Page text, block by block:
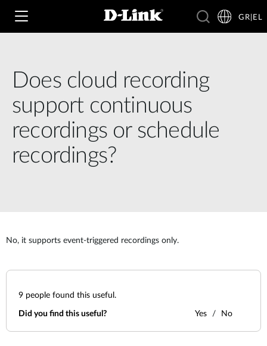
Wi‑Fi
4G & 5G
Δικτυακές Κάμερες
mydlink
Switching
Wireless
Accessories
Σημεία Πώλησης
4G/5G M2M
Accessories
Case Studies
Blog
Tech Alerts
GR|EL
Does cloud recording
support continuous
recordings or schedule
recordings?
No, it supports event-triggered recordings only.
9 people found this useful.
Did you find this useful? Yes No